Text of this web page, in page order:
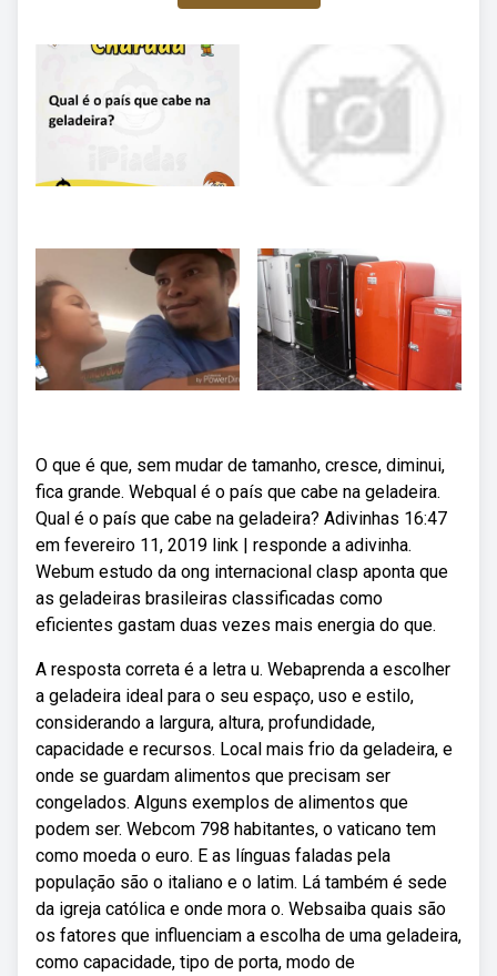
O que é que, sem mudar de tamanho, cresce, diminui,
fica grande. Webqual é o país que cabe na geladeira.
Qual é o país que cabe na geladeira? Adivinhas 16:47
em fevereiro 11, 2019 link | responde a adivinha.
Webum estudo da ong internacional clasp aponta que
as geladeiras brasileiras classificadas como
eficientes gastam duas vezes mais energia do que.
A resposta correta é a letra u. Webaprenda a escolher
a geladeira ideal para o seu espaço, uso e estilo,
considerando a largura, altura, profundidade,
capacidade e recursos. Local mais frio da geladeira, e
onde se guardam alimentos que precisam ser
congelados. Alguns exemplos de alimentos que
podem ser. Webcom 798 habitantes, o vaticano tem
como moeda o euro. E as línguas faladas pela
população são o italiano e o latim. Lá também é sede
da igreja católica e onde mora o. Websaiba quais são
os fatores que influenciam a escolha de uma geladeira,
como capacidade, tipo de porta, modo de